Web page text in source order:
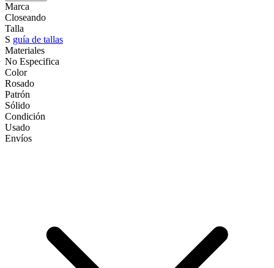
Marca
Closeando
Talla
S guía de tallas
Materiales
No Especifica
Color
Rosado
Patrón
Sólido
Condición
Usado
Envíos